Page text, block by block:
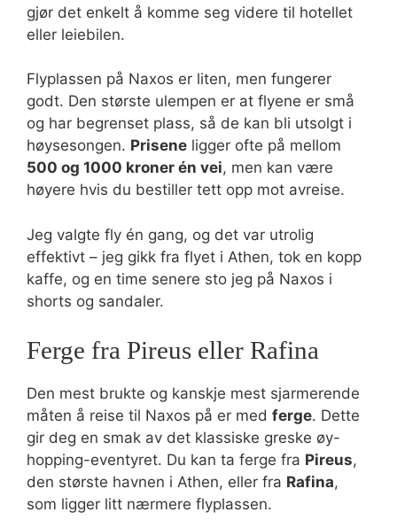
gjør det enkelt å komme seg videre til hotellet
eller leiebilen.
Flyplassen på Naxos er liten, men fungerer
godt. Den største ulempen er at flyene er små
og har begrenset plass, så de kan bli utsolgt i
høysesongen. Prisene ligger ofte på mellom
500 og 1000 kroner én vei, men kan være
høyere hvis du bestiller tett opp mot avreise.
Jeg valgte fly én gang, og det var utrolig
effektivt – jeg gikk fra flyet i Athen, tok en kopp
kaffe, og en time senere sto jeg på Naxos i
shorts og sandaler.
Ferge fra Pireus eller Rafina
Den mest brukte og kanskje mest sjarmerende
måten å reise til Naxos på er med ferge. Dette
gir deg en smak av det klassiske greske øy-
hopping-eventyret. Du kan ta ferge fra Pireus,
den største havnen i Athen, eller fra Rafina,
som ligger litt nærmere flyplassen.